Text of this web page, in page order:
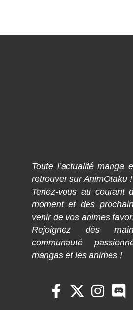
Toute l’actualité manga
retrouver sur AnimOtaku !
Tenez-vous au courant
moment et des
venir de vos animes
Rejoignez dès
communauté
mangas et les animes !